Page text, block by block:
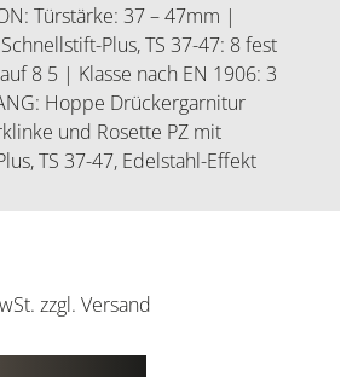
Türstärke: 37 – 47mm |
Plus, TS 37-47: 8 fest
8 5 | Klasse nach EN 1906: 3
Hoppe Drückergarnitur
und Rosette PZ mit
TS 37-47, Edelstahl-Effekt
zzgl. Versand